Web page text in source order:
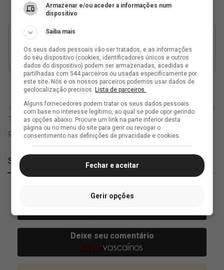
SuperVasco
Armazenar e/ou aceder a informações num
dispositivo
Saiba mais
Os seus dados pessoais vão ser tratados, e as informações
do seu dispositivo (cookies, identificadores únicos e outros
dados do dispositivo) podem ser armazenadas, acedidas e
partilhadas com 544 parceiros ou usadas especificamente por
este site. Nós e os nossos parceiros podemos usar dados de
geolocalização precisos. Lista de parceiros.
Alguns fornecedores podem tratar os seus dados pessoais
com base no interesse legítimo, ao qual se pode opor gerindo
as opções abaixo. Procure um link na parte inferior desta
página ou no menu do site para gerir ou revogar o
consentimento nas definições de privacidade e cookies.
Fechar e aceitar
Gerir opções